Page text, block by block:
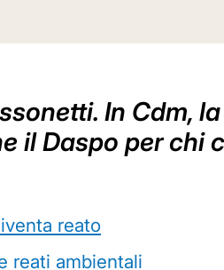
In Cdm,
il Daspo per chi
reato
reati ambientali